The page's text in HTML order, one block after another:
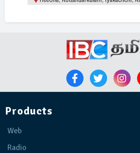
Products
Web
Radio